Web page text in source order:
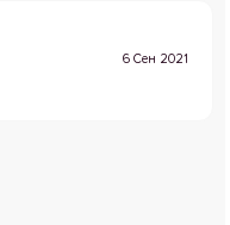
6 Сен 2021